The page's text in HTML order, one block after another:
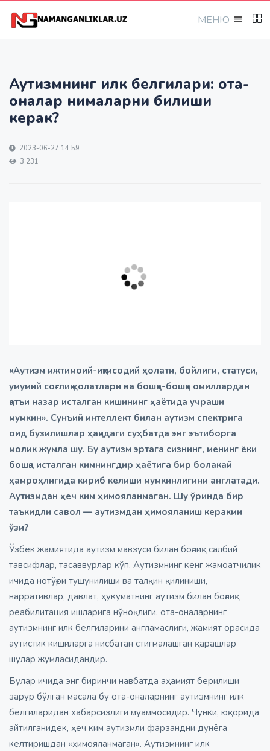
МEНЮ
Аутизмнинг илк белгилари: ота-
оналар нималарни билиши
керак?
2023-06-27 14:59
3 231
«Аутизм ижтимоий-иқтисодий ҳолати, бойлиги, статуси,
умумий соғлиқ ҳолатлари ва бошқа-бошқа омиллардан
қатъи назар исталган кишининг ҳаётида учраши
мумкин». Сунъий интеллект билан аутизм спектрига
оид бузилишлар ҳақидаги суҳбатда энг эътиборга
молик жумла шу. Бу аутизм эртага сизнинг, менинг ёки
бошқа исталган кимнингдир ҳаётига бир болакай
ҳамроҳлигида кириб келиши мумкинлигини англатади.
Аутизмдан ҳеч ким ҳимояланмаган. Шу ўринда бир
таъкидли савол — аутизмдан ҳимояланиш керакми
ўзи?
Ўзбек жамиятида аутизм мавзуси билан боғлиқ салбий
тавсифлар, тасаввурлар кўп. Аутизмнинг кенг жамоатчилик
ичида нотўғри тушунилиши ва талқин қилиниши,
нарративлар, давлат, ҳукуматнинг аутизм билан боғлиқ
реабилитация ишларига нўноқлиги, ота-оналарнинг
аутизмнинг илк белгиларини англамаслиги, жамият орасида
аутистик кишиларга нисбатан стигмалашган қарашлар
шулар жумласидандир.
Булар ичида энг биринчи навбатда аҳамият берилиши
зарур бўлган масала бу ота-оналарнинг аутизмнинг илк
белгиларидан хабарсизлиги муаммосидир. Чунки, юқорида
айтилганидек, ҳеч ким аутизмли фарзандни дунёга
келтиришдан «ҳимояланмаган». Аутизмнинг илк